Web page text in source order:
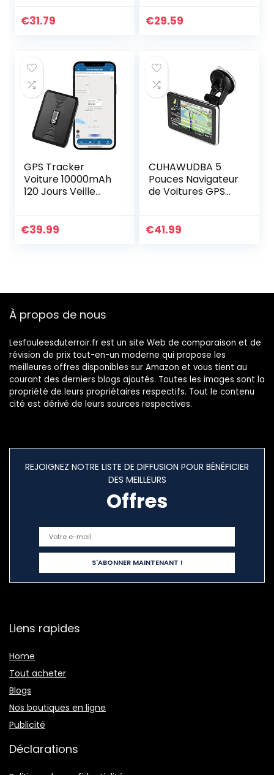
Mini suivi intelligent
€31.79
Suivi de Camion de
€29.59
GPS Tracker
Voiture 10000mAh
120 Jours Veille
Traqueur GPS
€39.99
CUHAWUDBA 5
Pouces Navigateur
de Voitures GPS
Navigateur 256MB
€41.99
À propos de nous
Lesfouleesduterroir.fr est un site Web de comparaison et de
révision de prix tout-en-un moderne qui propose les
meilleures offres disponibles sur Amazon et vous tient au
courant des derniers blogs ajoutés. Toutes les images sont la
propriété de leurs propriétaires respectifs. Tout le contenu
cité est dérivé de leurs sources respectives.
REJOIGNEZ NOTRE LISTE DE DIFFUSION POUR BÉNÉFICIER
DES MEILLEURS
Offres
Liens rapides
Home
Tout acheter
Blogs
Nos boutiques en ligne
Publicité
Déclarations